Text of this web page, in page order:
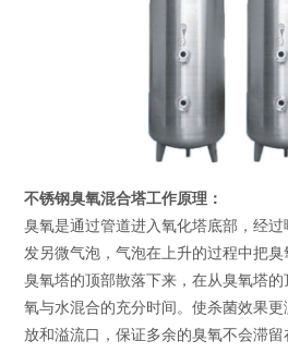
不锈钢臭氧混合塔工作原理：
臭氧是通过管道进入氧化塔底部，经
发另微气泡，气泡在上升的过程中把
臭氧塔的顶部散落下来，在从臭氧塔
氧与水混合的充分时间。使杀菌效果
放和溢流口，保证多余的臭氧不会滞